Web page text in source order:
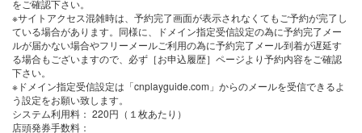
をご確認下さい。
※サイトアクセス混雑時は、予約完了画面が表示されなくてもご予約が完了し
ている場合があります。同様に、ドメイン指定受信設定の為に予約完了メー
ルが届かない場合やフリーメールご利用の為に予約完了メール到着が遅延す
る場合もございますので、必ず［お申込履歴］ページより予約内容をご確認
下さい。
※ドメイン指定受信設定は「cnplayguide.com」からのメールを受信できるよ
う設定をお願い致します。
システム利用料： 220円（１枚あたり）
店頭発券手数料 ：